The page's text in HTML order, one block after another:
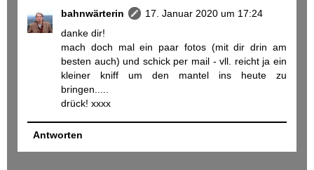
bahnwärterin
17. Januar 2020 um 17:24
danke dir!
mach doch mal ein paar fotos (mit dir drin am
besten auch) und schick per mail - vll. reicht ja ein
kleiner kniff um den mantel ins heute zu
bringen.....
drück! xxxx
Antworten